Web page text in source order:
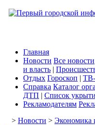
Главная
Новости Все новости
и власть |
Отдых Гороскоп |
Справка Каталог
ДТП | Список
Рекламодателям
> Новости > Экономика